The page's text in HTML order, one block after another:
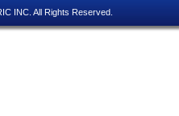
INC. All Rights Reserved.